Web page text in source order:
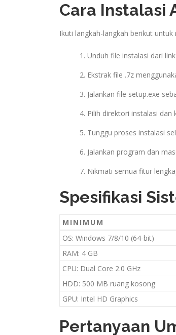
Cara Instalasi
Ikuti langkah-langkah berikut
Unduh file instalasi dari
Ekstrak file .7z
Jalankan file setup.exe
Pilih direktori instalasi dan
Tunggu proses instalasi
Jalankan program dan
Nikmati semua fitur
Spesifikasi
MINIMUM
OS: Windows 7/8/10 (64-bit)
RAM: 4 GB
CPU: Dual Core 2.0 GHz
HDD: 500 MB ruang kosong
GPU: Intel HD Graphics
Pertanyaan